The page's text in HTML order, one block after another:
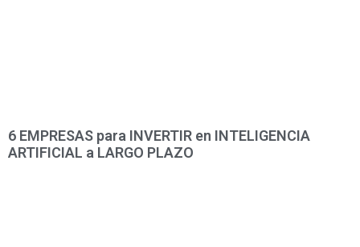
6 EMPRESAS para INVERTIR en INTELIGENCIA
ARTIFICIAL a LARGO PLAZO